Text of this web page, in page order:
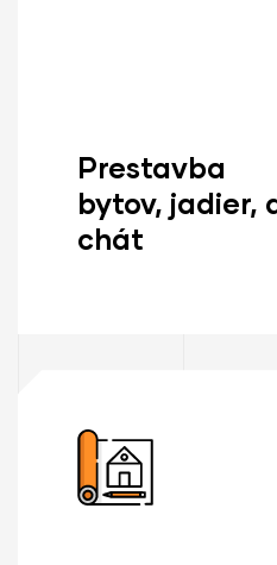
Prestavba
bytov, jadier,
chát